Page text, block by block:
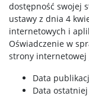
dostępność swojej
ustawy z dnia 4
internetowych i
Oświadczenie w
strony internetowej
Data
Data